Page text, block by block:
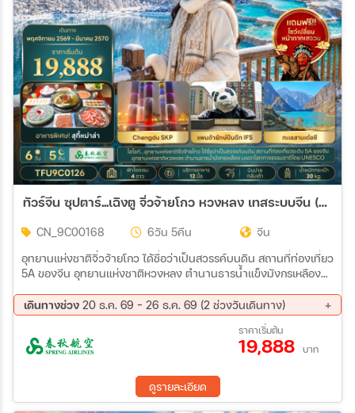
ทัวร์จีน ซุปตาร์...เฉิงตู จิ่วจ้ายโกว หวงหลง เทสระบบจีน (ทัวร์ไม่ลงร้าน) บินบ่าย-กลับเช้า 6วัน 5คืน (9C)
CN_9C00168 6วัน 5คืน
จีน
อุทยานแห่งชาติจิ่วจ้ายโกว ได้ชื่อว่าเป็นสวรรค์บนดิน สถานที่ท่องเที่ยว
5A ของจีน อุทยานแห่งชาติหวงหลง ตำนานธารน้ำแข็งมังกรเหลือง
เดินทางช่วง 20 ธ.ค. 69 - 26 ธ.ค. 69 (2 ช่วงวันเดินทาง)
21 ธ.ค. 69 - 26 ธ.ค. 69
ราคาเริ่มต้น
19,888 บาท
ดูรายละเอียด